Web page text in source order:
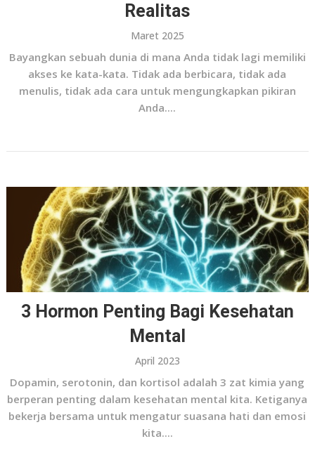
Realitas
Maret 2025
Bayangkan sebuah dunia di mana Anda tidak lagi memiliki
akses ke kata-kata. Tidak ada berbicara, tidak ada
menulis, tidak ada cara untuk mengungkapkan pikiran
Anda....
3 Hormon Penting Bagi Kesehatan
Mental
April 2023
Dopamin, serotonin, dan kortisol adalah 3 zat kimia yang
berperan penting dalam kesehatan mental kita. Ketiganya
bekerja bersama untuk mengatur suasana hati dan emosi
kita....